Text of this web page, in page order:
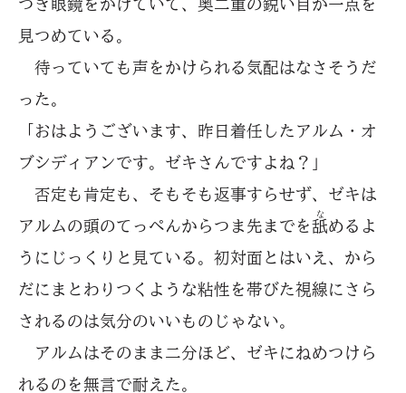
つき眼鏡をかけていて、奥二重の鋭い目が一点を
見つめている。
待っていても声をかけられる気配はなさそうだ
った。
「おはようございます、昨日着任したアルム・オ
ブシディアンです。ゼキさんですよね？」
否定も肯定も、そもそも返事すらせず、ゼキは
アルムの頭のてっぺんからつま先までを舐
な
めるよ
うにじっくりと見ている。初対面とはいえ、から
だにまとわりつくような粘性を帯びた視線にさら
されるのは気分のいいものじゃない。
アルムはそのまま二分ほど、ゼキにねめつけら
れるのを無言で耐えた。